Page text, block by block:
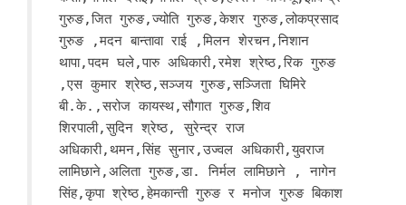
गुरुङ,जित गुरुङ,ज्योति गुरुङ,केशर गुरुङ,लोकप्रसाद
गुरुङ ,मदन बान्तावा राई ,मिलन शेरचन,निशान
थापा,पदम घले,पारु अधिकारी,रमेश श्रेष्ठ,रिक गुरुङ
,एस कुमार श्रेष्ठ,सञ्जय गुरुङ,सञ्जिता घिमिरे
बी.के.,सरोज कायस्थ,सौगात गुरुङ,शिव
शिरपाली,सुदिन श्रेष्ठ, सुरेन्द्र राज
अधिकारी,थमन,सिंह सुनार,उज्वल अधिकारी,युवराज
लामिछाने,अलिता गुरुङ,डा. निर्मल लामिछाने , नागेन
सिंह,कृपा श्रेष्ठ,हेमकान्ती गुरुङ र मनोज गुरुङ बिकाश